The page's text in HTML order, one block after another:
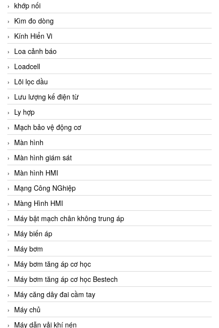
khớp nối
Kìm đo dòng
Kính Hiển Vi
Loa cảnh báo
Loadcell
Lõi lọc dầu
Lưu lượng kế điện từ
Ly hợp
Mạch bảo vệ động cơ
Màn hình
Màn hình giám sát
Màn hình HMI
Mạng Công NGhiệp
Màng Hình HMI
Máy bật mạch chân không trung áp
Máy biến áp
Máy bơm
Máy bơm tăng áp cơ học
Máy bơm tăng áp cơ học Bestech
Máy căng dây đai cầm tay
Máy chủ
Máy dẫn vải khí nén